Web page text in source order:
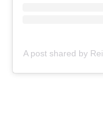
A post shared by